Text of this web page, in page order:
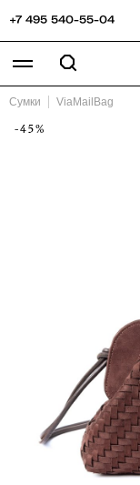
+7 495 540-55-04
Сумки ViaMailBag
-45%